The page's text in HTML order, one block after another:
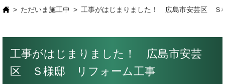
ただいま施工中 工事がはじまりました！ 広島市安芸区 Ｓ
工事がはじまりました！ 広島市安芸
区 Ｓ様邸 リフォーム工事